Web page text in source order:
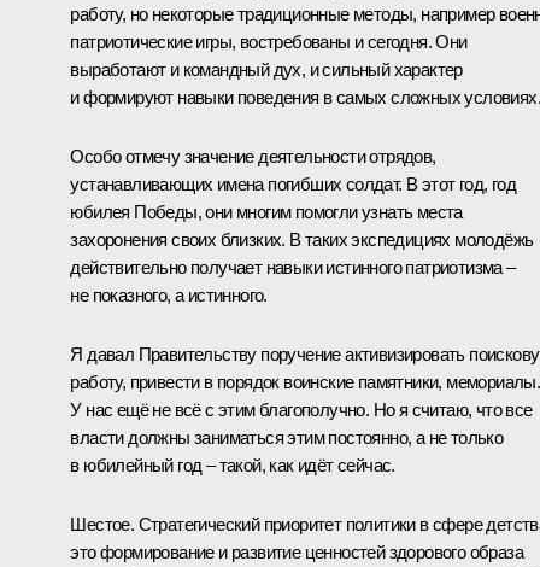
работу, но некоторые традиционные методы, например
патриотические игры, востребованы и сегодня. Они
выработают и командный дух, и сильный характер
и формируют навыки поведения в самых сложных условиях.
Особо отмечу значение деятельности отрядов,
устанавливающих имена погибших солдат. В этот год, год
юбилея Победы, они многим помогли узнать места
захоронения своих близких. В таких экспедициях молодёжь
действительно получает навыки истинного патриотизма –
не показного, а истинного.
Я давал Правительству поручение активизировать
работу, привести в порядок воинские памятники, мемориалы.
У нас ещё не всё с этим благополучно. Но я считаю, что все
власти должны заниматься этим постоянно, а не только
в юбилейный год – такой, как идёт сейчас.
Шестое. Стратегический приоритет политики в сфере
это формирование и развитие ценностей здорового образа